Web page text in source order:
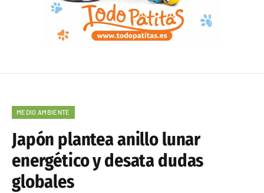
MEDIO AMBIENTE
Japón plantea anillo lunar
energético y desata dudas
globales